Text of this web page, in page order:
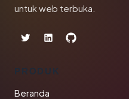
untuk web terbuka.
PRODUK
Beranda